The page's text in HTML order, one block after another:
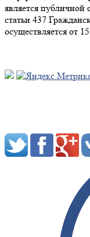
является
статьи 437
осуществляется от